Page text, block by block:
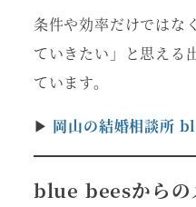
条件や効率だけではな
ていきたい」と思える
ています。
▶ 岡山の結婚相談所
blue beesからの